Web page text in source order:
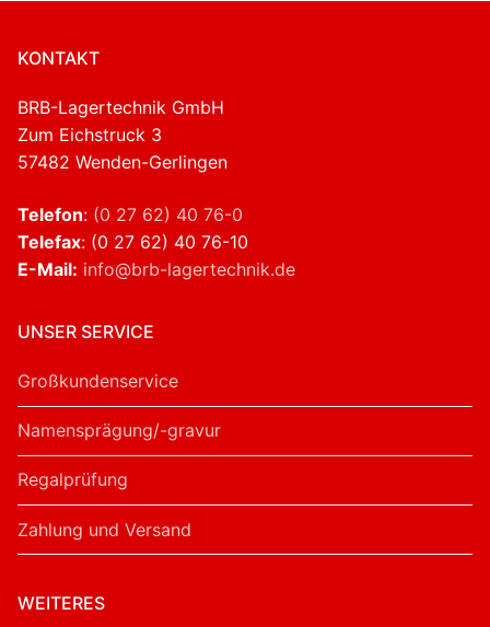
KONTAKT
BRB-Lagertechnik GmbH
Zum Eichstruck 3
57482 Wenden-Gerlingen
Telefon: (0 27 62) 40 76-0
Telefax: (0 27 62) 40 76-10
E-Mail: info@brb-lagertechnik.de
UNSER SERVICE
Großkundenservice
Namensprägung/-gravur
Regalprüfung
Zahlung und Versand
WEITERES